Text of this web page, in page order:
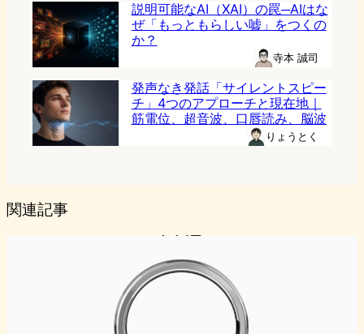
説明可能なAI（XAI）の罠─AIはな
ぜ「もっともらしい嘘」をつくの
か？
寺本 誠司
発声なき発話「サイレントスピー
チ」4つのアプローチと現在地｜
筋電位、超音波、口唇読み、脳波
りょうとく
関連記事